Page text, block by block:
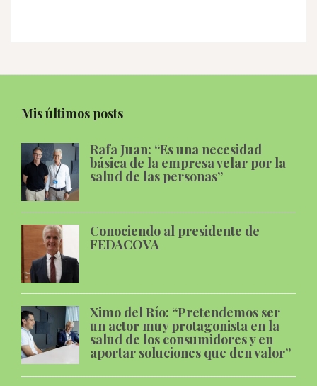
Mis últimos posts
Rafa Juan: “Es una necesidad
básica de la empresa velar por la
salud de las personas”
Conociendo al presidente de
FEDACOVA
Ximo del Río: “Pretendemos ser
un actor muy protagonista en la
salud de los consumidores y en
aportar soluciones que den valor”